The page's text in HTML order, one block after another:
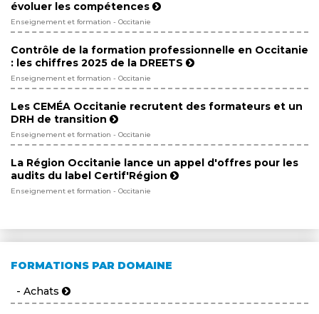
évoluer les compétences
Enseignement et formation - Occitanie
Contrôle de la formation professionnelle en Occitanie
: les chiffres 2025 de la DREETS
Enseignement et formation - Occitanie
Les CEMÉA Occitanie recrutent des formateurs et un
DRH de transition
Enseignement et formation - Occitanie
La Région Occitanie lance un appel d'offres pour les
audits du label Certif'Région
Enseignement et formation - Occitanie
FORMATIONS PAR DOMAINE
- Achats